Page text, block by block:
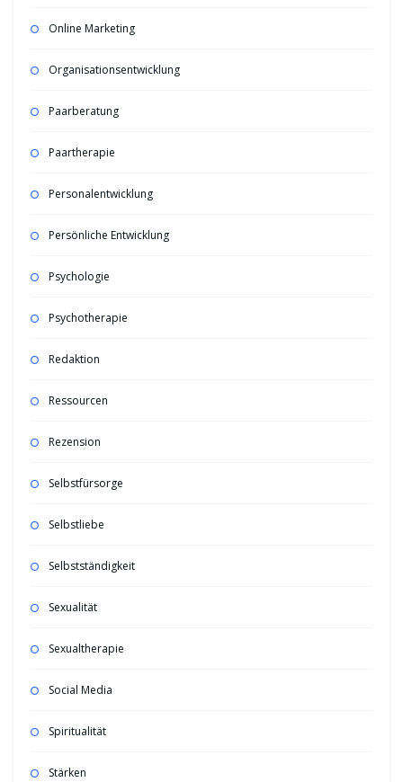
Online Marketing
Organisationsentwicklung
Paarberatung
Paartherapie
Personalentwicklung
Persönliche Entwicklung
Psychologie
Psychotherapie
Redaktion
Ressourcen
Rezension
Selbstfürsorge
Selbstliebe
Selbstständigkeit
Sexualität
Sexualtherapie
Social Media
Spiritualität
Stärken